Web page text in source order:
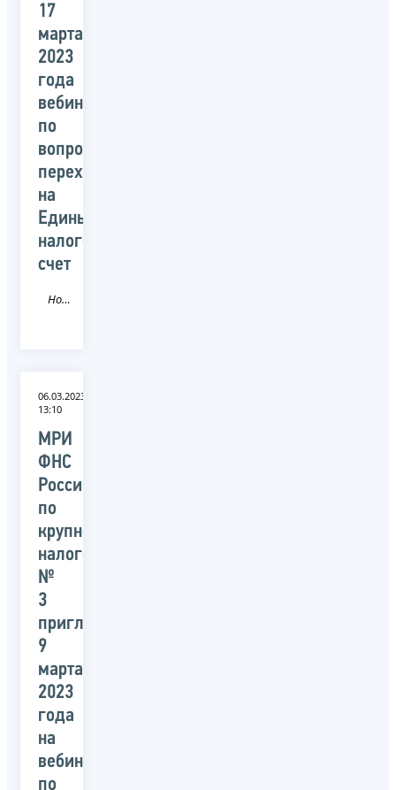
17
марта
2023
года
вебинары
по
вопросам
перехода
на
Единый
налоговый
счет
Новость
06.03.2023
13:10
МРИ
ФНС
России
по
крупнейшим
налогоплательщикам
№
3
приглашает
9
марта
2023
года
на
вебинар
по